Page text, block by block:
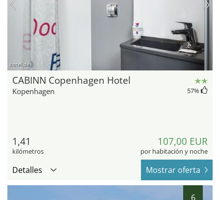
hotel.de
CABINN Copenhagen Hotel
Kopenhagen 57%
1,41
kilómetros
107,00 EUR
por habitación y noche
Detalles Mostrar oferta
6